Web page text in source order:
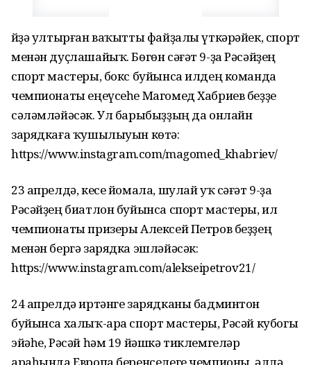
Өйҙә ултырған ваҡытты файҙалы үткәрәйек, спорт
менән дуҫлашайыҡ. Бөгөн сәғәт 9-ҙа Рәсәйҙең
спорт мастеры, бокс буйынса илдең команда
чемпионаты еңеүсеһе Магомед Хабриев беҙҙе
сәләмләйәсәк. Ул барыбыҙҙың да онлайн
зарядкаға ҡушылыуын көтә:
https://www.instagram.com/magomed_khabriev/
23 апрелдә, кесе йомала, шулай уҡ сәғәт 9-ҙа
Рәсәйҙең биатлон буйынса спорт мастеры, ил
чемпионаты призеры Алексей Петров беҙҙең
менән бергә зарядка эшләйәсәк:
https://www.instagram.com/alekseipetrov21/
24 апрелдә иртәнге зарядканы бадминтон
буйынса халыҡ-ара спорт мастеры, Рәсәй кубогы
эйәһе, Рәсәй һәм 19 йәшкә тиклемгеләр